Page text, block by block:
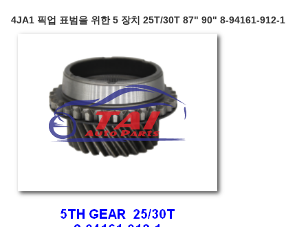
4JA1 픽업 표범을 위한 5 장치 25T/30T 87" 90" 8-94161-912-1